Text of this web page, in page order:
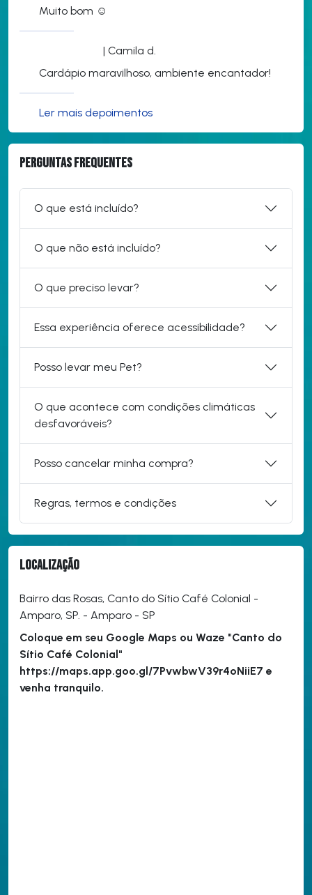
Muito bom ☺️
| Camila d.
Cardápio maravilhoso, ambiente encantador!
Ler mais depoimentos
Perguntas frequentes
O que está incluído?
O que não está incluído?
O que preciso levar?
Essa experiência oferece acessibilidade?
Posso levar meu Pet?
O que acontece com condições climáticas
desfavoráveis?
Posso cancelar minha compra?
Regras, termos e condições
Localização
Bairro das Rosas, Canto do Sítio Café Colonial -
Amparo, SP. - Amparo - SP
Coloque em seu Google Maps ou Waze "Canto do
Sítio Café Colonial"
https://maps.app.goo.gl/7PvwbwV39r4oNiiE7 e
venha tranquilo.